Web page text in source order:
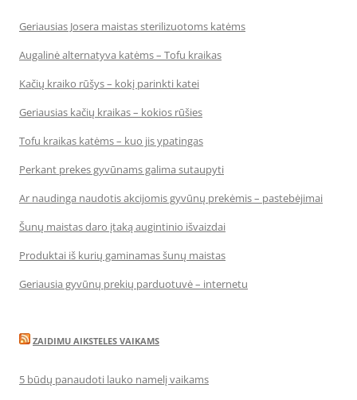
Geriausias Josera maistas sterilizuotoms katėms
Augalinė alternatyva katėms – Tofu kraikas
Kačių kraiko rūšys – kokį parinkti katei
Geriausias kačių kraikas – kokios rūšies
Tofu kraikas katėms – kuo jis ypatingas
Perkant prekes gyvūnams galima sutaupyti
Ar naudinga naudotis akcijomis gyvūnų prekėmis – pastebėjimai
Šunų maistas daro įtaką augintinio išvaizdai
Produktai iš kurių gaminamas šunų maistas
Geriausia gyvūnų prekių parduotuvė – internetu
ZAIDIMU AIKSTELES VAIKAMS
5 būdų panaudoti lauko namelį vaikams